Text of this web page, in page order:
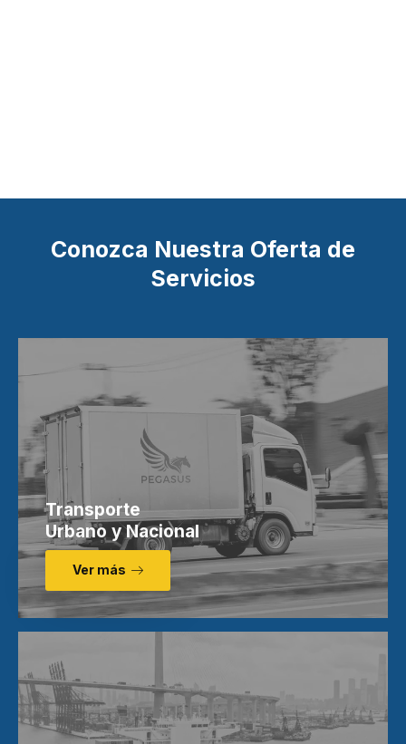
Conozca Nuestra Oferta de
Servicios
Transporte
Urbano y Nacional
Ver más